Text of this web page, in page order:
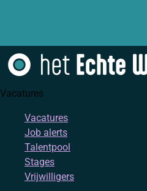
Vacatures
Vacatures
Job alerts
Talentpool
Stages
Vrijwilligers